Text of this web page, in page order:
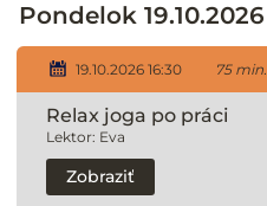
Pondelok 19.10.2026
19.10.2026 16:30 75 min.
Relax joga po práci
Lektor: Eva
Zobraziť